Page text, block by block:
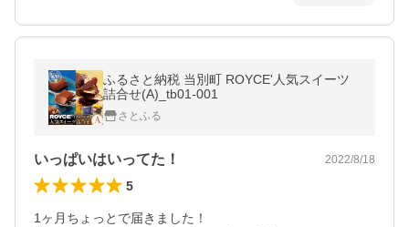
ふるさと納税 当別町 ROYCE'人気スイーツ
詰合せ(A)_tb01-001
さとふる
いっぱいはいってた！ 2022/8/18
5
1ヶ月ちょっとで届きました！